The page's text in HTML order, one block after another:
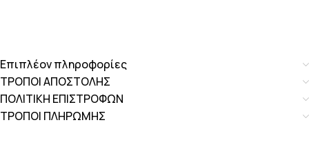
Επιπλέον πληροφορίες
ΤΡΟΠΟΙ ΑΠΟΣΤΟΛΗΣ
ΠΟΛΙΤΙΚΗ ΕΠΙΣΤΡΟΦΩΝ
ΤΡΟΠΟΙ ΠΛΗΡΩΜΗΣ